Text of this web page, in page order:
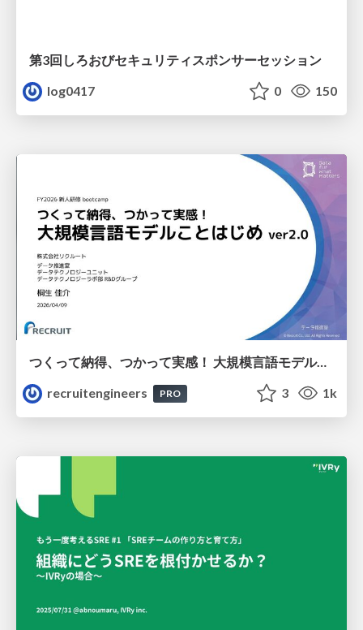
第3回しろおびセキュリティスポンサーセッション
log0417
0 150
つくって納得、つかって実感！ 大規模言語モデルことはじめ ver2.0
recruitengineers
PRO 3 1k